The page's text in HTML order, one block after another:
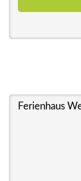
Ferienhaus